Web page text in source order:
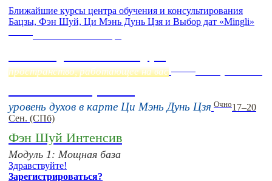
Ближайшие курсы центра обучения и консультирования
Бацзы, Фэн Шуй, Ци Мэнь Дунь Цзя и Выбор дат «Mingli»
пространство, работающее на вас
уровень духов в карте Ци Мэнь Дунь Цзя Очно17–20
Сен. (СПб)
Фэн Шуй Интенсив
Модуль 1: Мощная база
Здравствуйте!
Зарегистрироваться?